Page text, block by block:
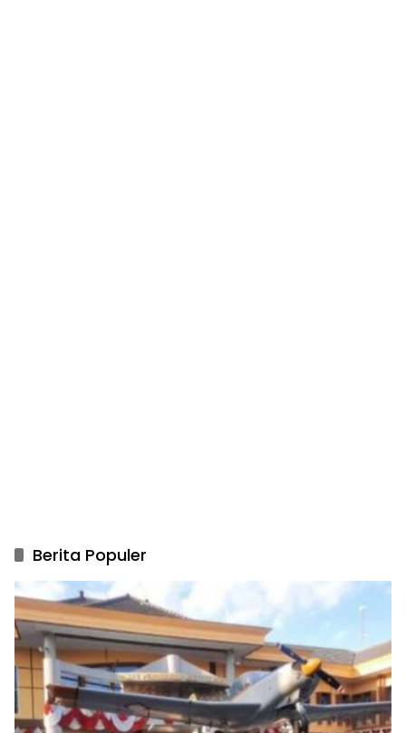
Berita Populer